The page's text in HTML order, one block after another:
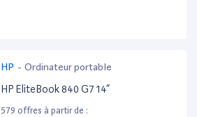
HP - Ordinateur portable
HP EliteBook 840 G7 14”
579 offres à partir de :